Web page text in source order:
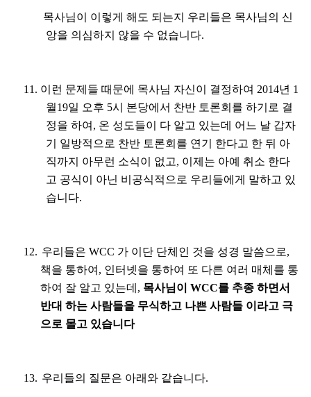
목사님이 이렇게 해도 되는지 우리들은 목사님의 신
앙을 의심하지 않을 수 없습니다.
11. 이런 문제들 때문에 목사님 자신이 결정하여 2014년 1
월19일 오후 5시 본당에서 찬반 토론회를 하기로 결
정을 하여 , 온 성도들이 다 알고 있는데 어느 날 갑자
기 일방적으로 찬반 토론회를 연기 한다고 한 뒤 아
직까지 아무런 소식이 없고, 이제는 아예 취소 한다
고 공식이 아닌 비공식적으로 우리들에게 말하고 있
습니다.
12. 우리들은 WCC 가 이단 단체인 것을 성경 말씀으로,
책을 통하여 , 인터넷을 통하여 또 다른 여러 매체를 통
하여 잘 알고 있는데 , 목사님이 WCC를 추종 하면서
반대 하는 사람들을 무식하고 나쁜 사람들 이라고 극
으로 몰고 있습니다
13. 우리들의 질문은 아래와 같습니다.